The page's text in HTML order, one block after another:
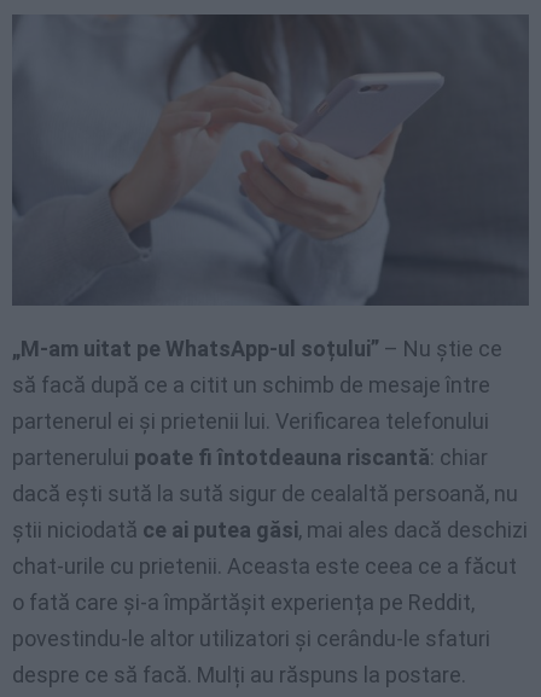
„M-am uitat pe WhatsApp-ul soțului” – Nu știe ce
să facă după ce a citit un schimb de mesaje între
partenerul ei și prietenii lui. Verificarea telefonului
partenerului poate fi întotdeauna riscantă: chiar
dacă ești sută la sută sigur de cealaltă persoană, nu
știi niciodată ce ai putea găsi, mai ales dacă deschizi
chat-urile cu prietenii. Aceasta este ceea ce a făcut
o fată care și-a împărtășit experiența pe Reddit,
povestindu-le altor utilizatori și cerându-le sfaturi
despre ce să facă. Mulți au răspuns la postare.